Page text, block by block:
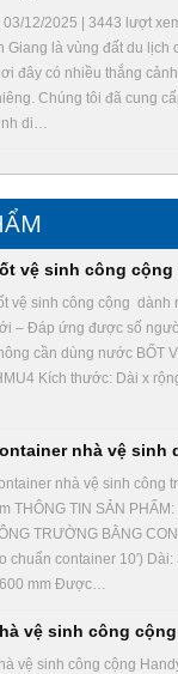
03/12/2025 | 3443 lượt
Giang là vùng đất du lịch
đây có nhiều thắng
Chúng tôi đã cung
di…
vệ sinh công
vệ sinh công cộng dành
– Đáp ứng được số
cần dùng nước BỐT
Kích thước: Dài x
nhà vệ sinh
nhà vệ sinh công
THÔNG TIN SẢN PHẨM:
TRƯỜNG BẰNG
chuẩn container 10′)
mm Được…
vệ sinh công
vệ sinh công cộng